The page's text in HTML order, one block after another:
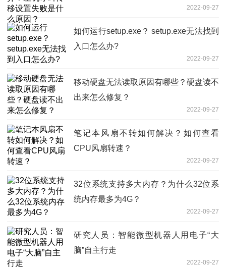
2022-09-27
如何运行setup.exe？ setup.exe无法找到
入口怎么办?
2022-09-27
移动硬盘无法读取原因有哪些？硬盘读不
出来怎么修复？
2022-09-27
笔记本风扇不转如何解决？如何查看
CPU风扇转速？
2022-09-27
32位系统支持多大内存？为什么32位系
统内存最多为4G？
2022-09-27
研究人员：智能微型机器人用电子“大
脑”自主行走
2022-09-27